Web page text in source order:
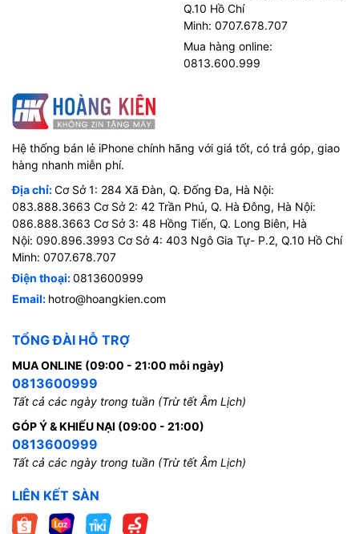
Q.10 Hồ Chí
Minh: 0707.678.707
Mua hàng online:
0813.600.999
Hệ thống bán lẻ iPhone chính hãng với giá tốt, có trả góp, giao
hàng nhanh miễn phí.
Địa chỉ:Cơ Sở 1: 284 Xã Đàn, Q. Đống Đa, Hà Nội:
083.888.3663 Cơ Sở 2: 42 Trần Phú, Q. Hà Đông, Hà Nội:
086.888.3663 Cơ Sở 3: 48 Hồng Tiến, Q. Long Biên, Hà
Nội: 090.896.3993 Cơ Sở 4: 403 Ngô Gia Tự- P.2, Q.10 Hồ Chí
Minh: 0707.678.707
Điện thoại:0813600999
Email: hotro@hoangkien.com
TỔNG ĐÀI HỖ TRỢ
MUA ONLINE (09:00 - 21:00 mỗi ngày)
0813600999
Tất cả các ngày trong tuần (Trừ tết Âm Lịch)
GÓP Ý & KHIẾU NẠI (09:00 - 21:00)
0813600999
Tất cả các ngày trong tuần (Trừ tết Âm Lịch)
LIÊN KẾT SÀN